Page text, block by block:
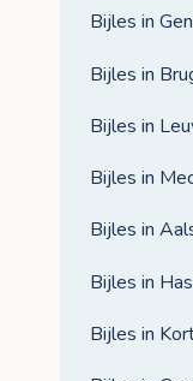
Bijles in
Bijles in
Bijles in
Bijles in
Bijles in
Bijles in
Bijles in